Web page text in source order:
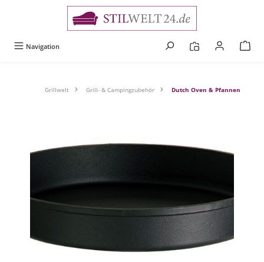
Navigation
Grillwelt Grill- & Campingzubehör Dutch Oven & Pfannen